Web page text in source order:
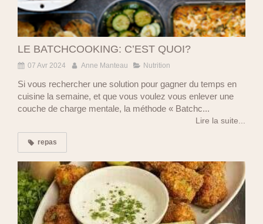
LE BATCHCOOKING: C’EST QUOI?
07 Avr 2024 Anne Manteau Nutrition
Si vous rechercher une solution pour gagner du temps en
cuisine la semaine, et que vous voulez vous enlever une
couche de charge mentale, la méthode « Batchc...
Lire la suite...
repas